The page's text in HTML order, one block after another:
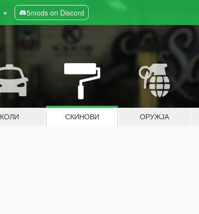
5mods on Discord
КОЛИ СКИНОВИ ОРУЖЈА